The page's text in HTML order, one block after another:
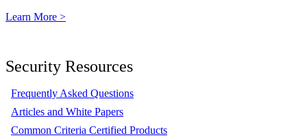
Learn More >
Security Resources
Frequently Asked Questions
Articles and White Papers
Common Criteria Certified Products